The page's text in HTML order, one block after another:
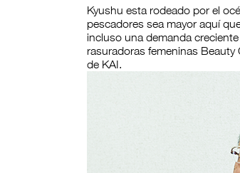
Kyushu esta rodeado por el
pescadores sea mayor aquí
incluso una demanda
rasuradoras femeninas
de KAI.